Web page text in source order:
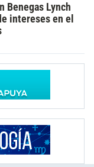
Benegas Lynch
intereses en el